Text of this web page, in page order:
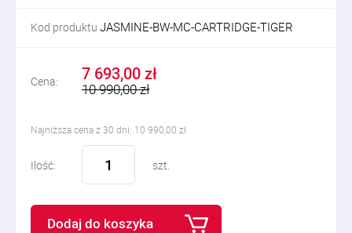
Kod produktu JASMINE-BW-MC-CARTRIDGE-TIGER
Cena: 7 693,00 zł
10 990,00 zł
Najniższa cena z 30 dni: 10 990,00 zł
Ilość: szt.
Dodaj do koszyka